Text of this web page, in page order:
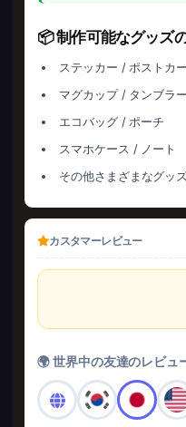
📦 制作可能なグッズ
ステッカー / ポストカ
マグカップ / タンブラー
エコバッグ / ポーチ
スマホケース / ノート
その他さまざまなグッ
カスタマーレビュー
🌍 世界中の友達のレビュ